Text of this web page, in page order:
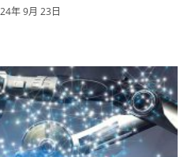
年 9月 23日